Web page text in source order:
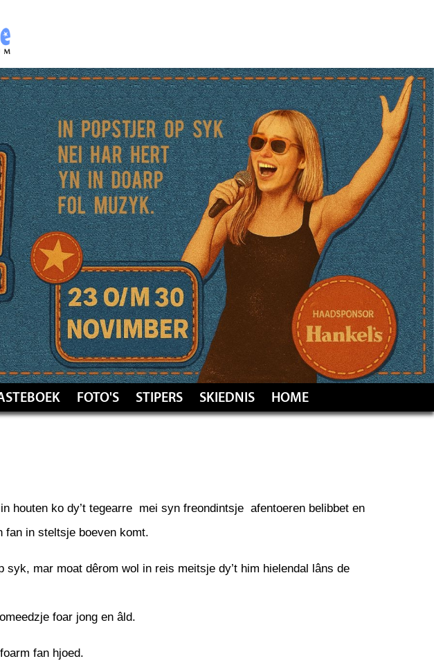
FOTO'S STIPERS SKIEDNIS HOME
houten ko dy’t tegearre mei syn freondintsje afentoeren belibbet en
fan in steltsje boeven komt.
syk, mar moat dêrom wol in reis meitsje dy’t him hielendal lâns de
foar jong en âld.
fan hjoed.